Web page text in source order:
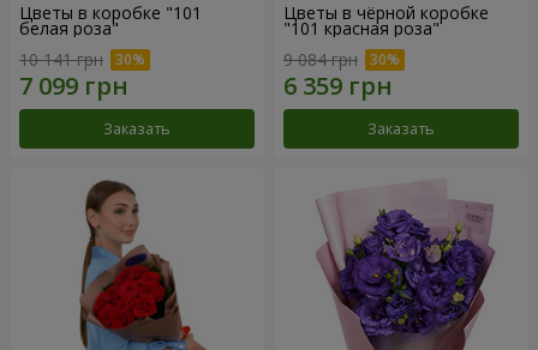
Цветы в коробке "101
белая роза"
10 141 грн
Заказать
Цветы в чёрной коробке
"101 красная роза"
9 084 грн
Заказать